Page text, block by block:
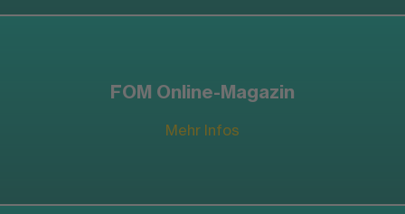
FOM Online-Magazin
Mehr Infos